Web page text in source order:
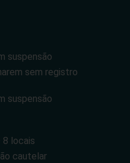
suspensão
sem registro
suspensão
8 locais
cautelar